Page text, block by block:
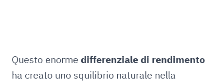
Questo enorme differenziale di rendimento
ha creato uno squilibrio naturale nella